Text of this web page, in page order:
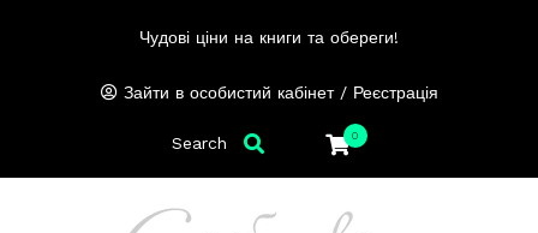
Чудові ціни на книги та обереги!
Зайти в особистий кабінет / Реєстрація
0
Search